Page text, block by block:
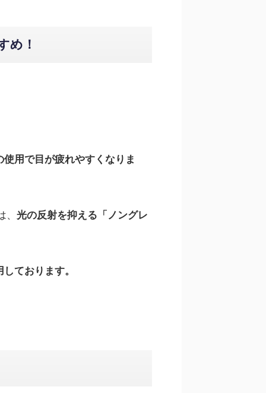
め！
用で目が疲れやすくなりま
光の反射を抑える「ノングレ
ております。